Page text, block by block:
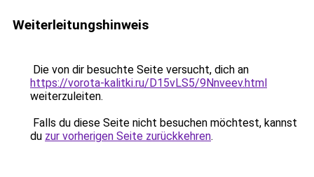
Weiterleitungshinweis
Die von dir besuchte Seite versucht, dich an
https://vorota-kalitki.ru/D15vLS5/9Nnveev.html
weiterzuleiten.
Falls du diese Seite nicht besuchen möchtest, kannst
du zur vorherigen Seite zurückkehren.